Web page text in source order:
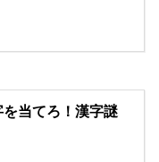
当てろ！漢字謎